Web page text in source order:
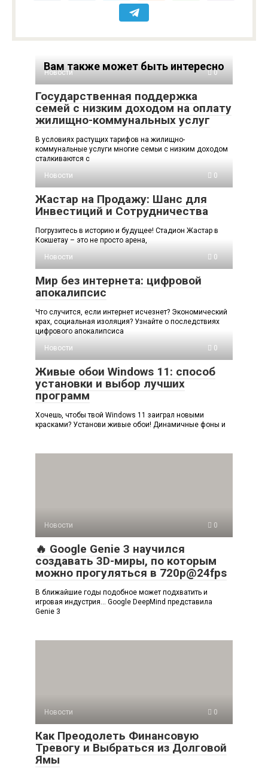
Вам также может быть интересно
Новости 0
Государственная поддержка
семей с низким доходом на оплату
жилищно-коммунальных услуг
В условиях растущих тарифов на жилищно-
коммунальные услуги многие семьи с низким доходом
сталкиваются с
Новости
0
Жастар на Продажу: Шанс для
Инвестиций и Сотрудничества
Погрузитесь в историю и будущее! Стадион Жастар в
Кокшетау – это не просто арена,
Новости
0
Мир без интернета: цифровой
апокалипсис
Что случится, если интернет исчезнет? Экономический
крах, социальная изоляция? Узнайте о последствиях
цифрового апокалипсиса
Новости
0
Живые обои Windows 11: способ
установки и выбор лучших
программ
Хочешь, чтобы твой Windows 11 заиграл новыми
красками? Установи живые обои! Динамичные фоны и
Новости 0
🔥 Google Genie 3 научился
создавать 3D-миры, по которым
можно прогуляться в 720p@24fps
В ближайшие годы подобное может подхватить и
игровая индустрия… Google DeepMind представила
Genie 3
Новости 0
Как Преодолеть Финансовую
Тревогу и Выбраться из Долговой
Ямы